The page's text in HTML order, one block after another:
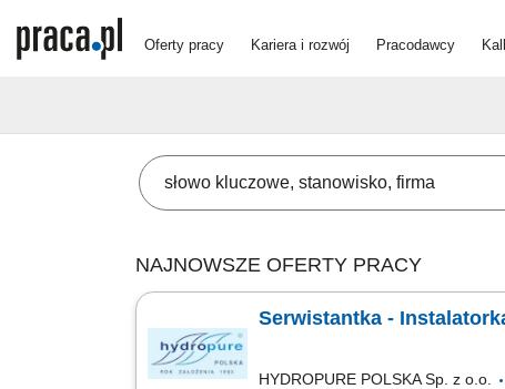
Oferty pracy Kariera i rozwój Pracodawcy
NAJNOWSZE OFERTY PRACY
Serwistantka -
HYDROPURE POLSKA Sp. z o.o.